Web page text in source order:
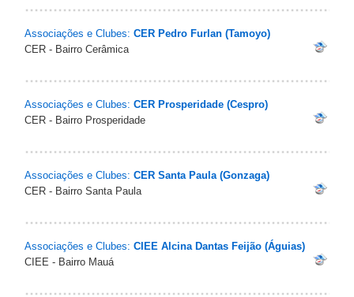
Associações e Clubes: CER Pedro Furlan (Tamoyo)
CER - Bairro Cerâmica
Associações e Clubes: CER Prosperidade (Cespro)
CER - Bairro Prosperidade
Associações e Clubes: CER Santa Paula (Gonzaga)
CER - Bairro Santa Paula
Associações e Clubes: CIEE Alcina Dantas Feijão (Águias)
CIEE - Bairro Mauá